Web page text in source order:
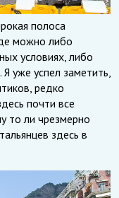
полоса
можно либо
условиях, либо
Я уже успел заметить,
редко
почти все
то ли чрезмерно
здесь в